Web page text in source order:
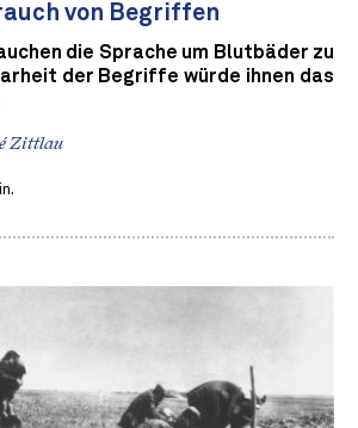
von Begriffen
die Sprache um Blutbäder zu
der Begriffe würde ihnen das
Zittlau